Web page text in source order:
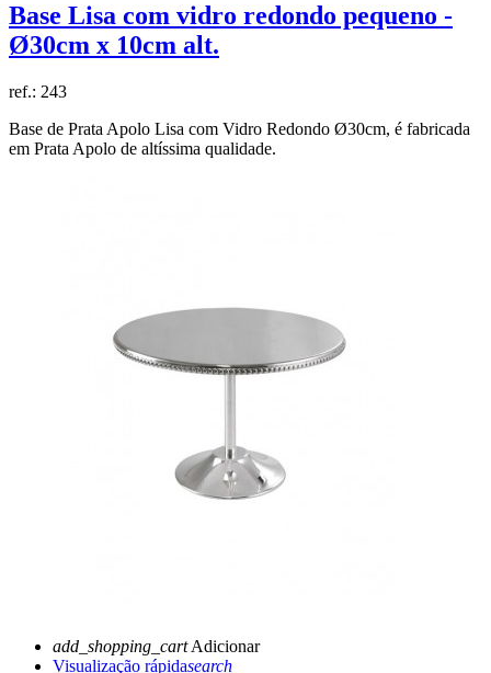
Base Lisa com vidro redondo pequeno -
Ø30cm x 10cm alt.
ref.: 243
Base de Prata Apolo Lisa com Vidro Redondo Ø30cm, é fabricada
em Prata Apolo de altíssima qualidade.
add_shopping_cartAdicionar
Visualização rápidasearch